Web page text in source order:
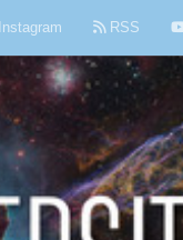
Instagram RSS